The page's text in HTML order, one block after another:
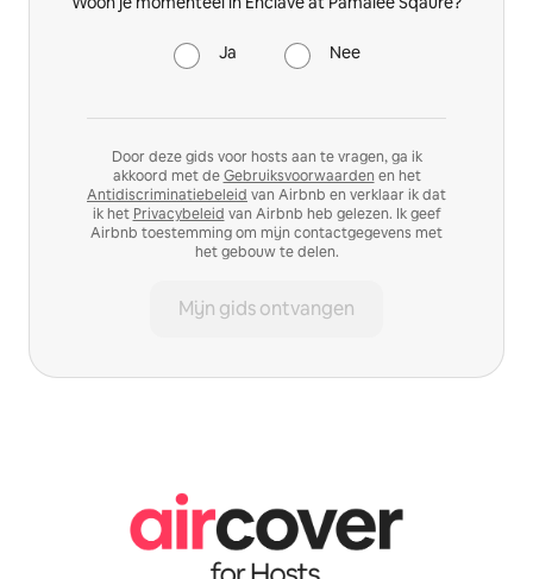
Ja Nee
Door deze gids voor hosts aan te vragen, ga ik
akkoord met deGebruiksvoorwaarden en het
Antidiscriminatiebeleid van Airbnb en verklaar ik dat
ik het Privacybeleid van Airbnb heb gelezen. Ik geef
Airbnb toestemming om mijn contactgegevens met
het gebouw te delen.
Mijn gids ontvangen